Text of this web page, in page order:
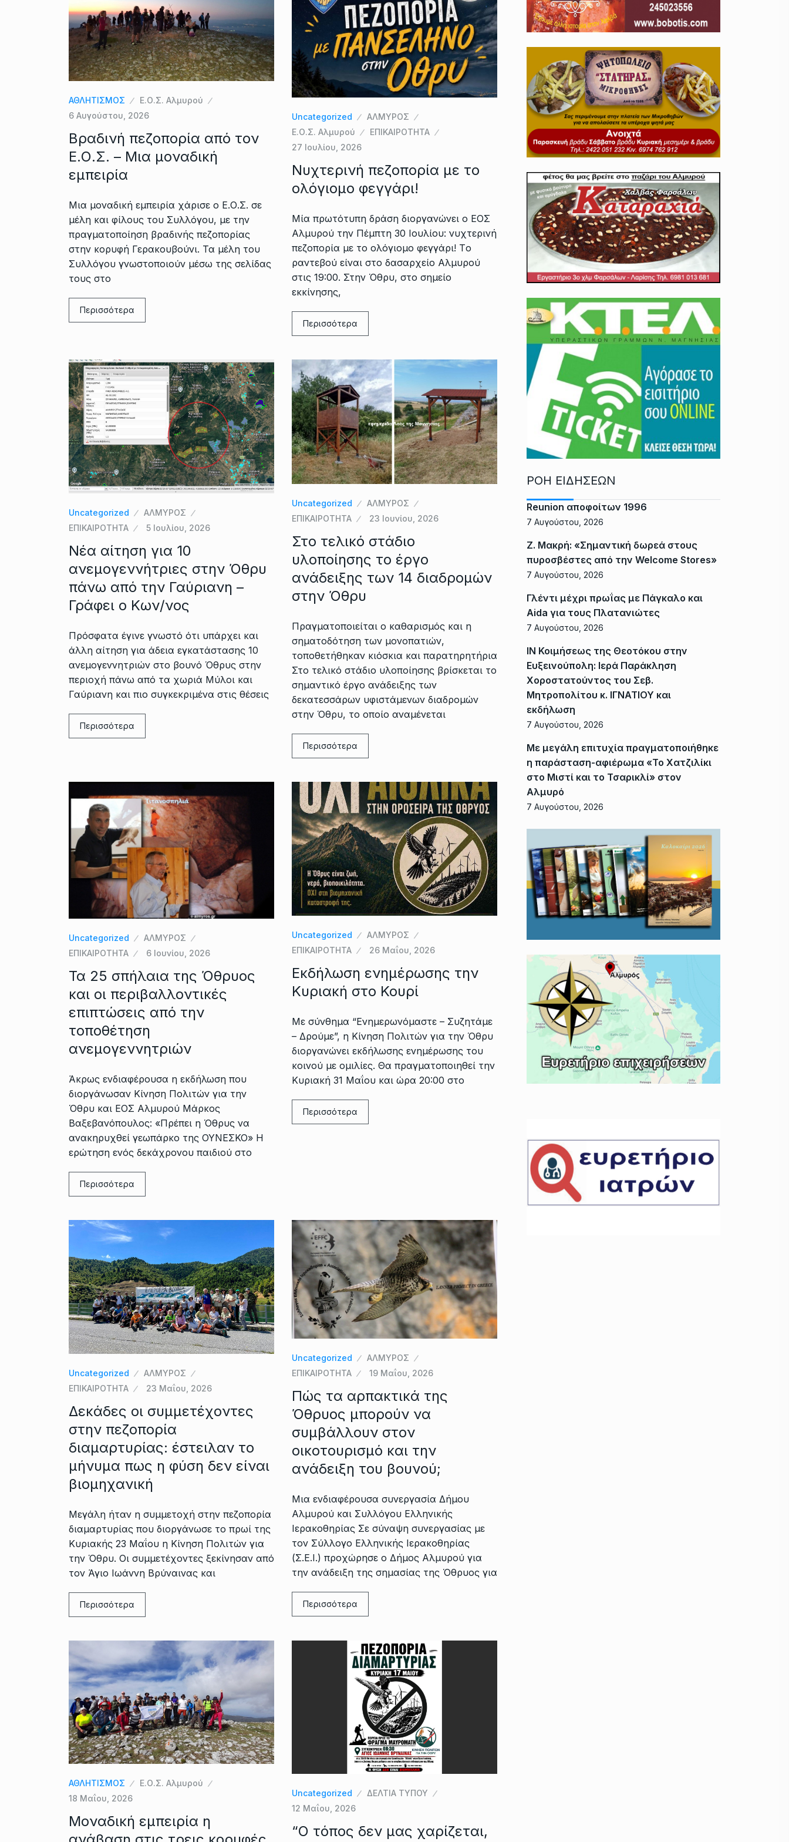
ΑΘΛΗΤΙΣΜΟΣ
Ε.Ο.Σ. Αλμυρού
6 Αυγούστου, 2026
Βραδινή πεζοπορία από τον
Ε.Ο.Σ. – Μια μοναδική
εμπειρία
Μια μοναδική εμπειρία χάρισε ο Ε.Ο.Σ. σε
μέλη και φίλους του Συλλόγου, με την
πραγματοποίηση βραδινής πεζοπορίας
στην κορυφή Γερακουβούνι. Τα μέλη του
Συλλόγου γνωστοποιούν μέσω της σελίδας
τους στο
Περισσότερα
Uncategorized
ΑΛΜΥΡΟΣ
Ε.Ο.Σ. Αλμυρού
ΕΠΙΚΑΙΡΟΤΗΤΑ
27 Ιουλίου, 2026
Νυχτερινή πεζοπορία με το
ολόγιομο φεγγάρι!
Μία πρωτότυπη δράση διοργανώνει o ΕΟΣ
Αλμυρού την Πέμπτη 30 Ιουλίου: νυχτερινή
πεζοπορία με το ολόγιομο φεγγάρι! Tο
ραντεβού είναι στο δασαρχείο Αλμυρού
στις 19:00. Στην Όθρυ, στο σημείο
εκκίνησης,
Περισσότερα
Uncategorized
ΑΛΜΥΡΟΣ
ΕΠΙΚΑΙΡΟΤΗΤΑ
5 Ιουλίου, 2026
Νέα αίτηση για 10
ανεμογεννήτριες στην Όθρυ
πάνω από την Γαύριανη –
Γράφει ο Κων/νος
Πρόσφατα έγινε γνωστό ότι υπάρχει και
άλλη αίτηση για άδεια εγκατάστασης 10
ανεμογεννητριών στο βουνό Όθρυς στην
περιοχή πάνω από τα χωριά Μύλοι και
Γαύριανη και πιο συγκεκριμένα στις θέσεις
Περισσότερα
Uncategorized
ΑΛΜΥΡΟΣ
ΕΠΙΚΑΙΡΟΤΗΤΑ
23 Ιουνίου, 2026
Στο τελικό στάδιο
υλοποίησης το έργο
ανάδειξης των 14 διαδρομών
στην Όθρυ
Πραγματοποιείται ο καθαρισμός και η
σηματοδότηση των μονοπατιών,
τοποθετήθηκαν κιόσκια και παρατηρητήρια
Στο τελικό στάδιο υλοποίησης βρίσκεται το
σημαντικό έργο ανάδειξης των
δεκατεσσάρων υφιστάμενων διαδρομών
στην Όθρυ, το οποίο αναμένεται
Περισσότερα
Uncategorized
ΑΛΜΥΡΟΣ
ΕΠΙΚΑΙΡΟΤΗΤΑ
6 Ιουνίου, 2026
Τα 25 σπήλαια της Όθρυος
και οι περιβαλλοντικές
επιπτώσεις από την
τοποθέτηση
ανεμογεννητριών
Άκρως ενδιαφέρουσα η εκδήλωση που
διοργάνωσαν Κίνηση Πολιτών για την
Όθρυ και ΕΟΣ Αλμυρού Μάρκος
Βαξεβανόπουλος: «Πρέπει η Όθρυς να
ανακηρυχθεί γεωπάρκο της ΟΥΝΕΣΚΟ» Η
ερώτηση ενός δεκάχρονου παιδιού στο
Περισσότερα
Uncategorized
ΑΛΜΥΡΟΣ
ΕΠΙΚΑΙΡΟΤΗΤΑ
26 Μαΐου, 2026
Εκδήλωση ενημέρωσης την
Κυριακή στο Κουρί
Με σύνθημα “Ενημερωνόμαστε – Συζητάμε
– Δρούμε”, η Κίνηση Πολιτών για την Όθρυ
διοργανώνει εκδήλωσης ενημέρωσης του
κοινού με ομιλίες. Θα πραγματοποιηθεί την
Κυριακή 31 Μαΐου και ώρα 20:00 στο
Περισσότερα
Uncategorized
ΑΛΜΥΡΟΣ
ΕΠΙΚΑΙΡΟΤΗΤΑ
23 Μαΐου, 2026
Δεκάδες οι συμμετέχοντες
στην πεζοπορία
διαμαρτυρίας: έστειλαν το
μήνυμα πως η φύση δεν είναι
βιομηχανική
Μεγάλη ήταν η συμμετοχή στην πεζοπορία
διαμαρτυρίας που διοργάνωσε το πρωί της
Κυριακής 23 Μαΐου η Κίνηση Πολιτών για
την Όθρυ. Οι συμμετέχοντες ξεκίνησαν από
τον Άγιο Ιωάννη Βρύναινας και
Περισσότερα
Uncategorized
ΑΛΜΥΡΟΣ
ΕΠΙΚΑΙΡΟΤΗΤΑ
19 Μαΐου, 2026
Πώς τα αρπακτικά της
Όθρυος μπορούν να
συμβάλλουν στον
οικοτουρισμό και την
ανάδειξη του βουνού;
Μια ενδιαφέρουσα συνεργασία Δήμου
Αλμυρού και Συλλόγου Ελληνικής
Ιερακοθηρίας Σε σύναψη συνεργασίας με
τον Σύλλογο Ελληνικής Ιερακοθηρίας
(Σ.Ε.Ι.) προχώρησε ο Δήμος Αλμυρού για
την ανάδειξη της σημασίας της Όθρυος για
Περισσότερα
ΑΘΛΗΤΙΣΜΟΣ
Ε.Ο.Σ. Αλμυρού
18 Μαΐου, 2026
Μοναδική εμπειρία η
Uncategorized
ΔΕΛΤΙΑ ΤΥΠΟΥ
12 Μαΐου, 2026
“Ο τόπος δεν μας χαρίζεται,
ΡΟΗ ΕΙΔΗΣΕΩΝ
Reunion αποφοίτων 1996
7 Αυγούστου, 2026
Ζ. Μακρή: «Σημαντική δωρεά στους
πυροσβέστες από την Welcome Stores»
7 Αυγούστου, 2026
Γλέντι μέχρι πρωΐας με Πάγκαλο και
Aida για τους Πλατανιώτες
7 Αυγούστου, 2026
ΙΝ Κοιμήσεως της Θεοτόκου στην
Ευξεινούπολη: Ιερά Παράκληση
Χοροστατούντος του Σεβ.
Μητροπολίτου κ. ΙΓΝΑΤΙΟΥ και
εκδήλωση
7 Αυγούστου, 2026
Με μεγάλη επιτυχία πραγματοποιήθηκε
η παράσταση-αφιέρωμα «Το Χατζιλίκι
στο Μιστί και το Τσαρικλί» στον
Αλμυρό
7 Αυγούστου, 2026